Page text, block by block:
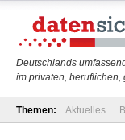
Deutschlands
im privaten,
Themen: Aktuelles